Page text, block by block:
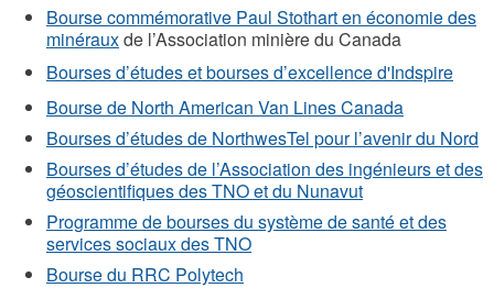
Bourse commémorative Paul Stothart en économie des
minérauxde l’Association minière du Canada
Bourses d’études et bourses d’excellence d'Indspire
Bourse de North American Van Lines Canada
Bourses d’études de NorthwesTel pour l’avenir du Nord
Bourses d’études de l’Association des ingénieurs et des
géoscientifiques des TNO et du Nunavut
Programme de bourses du système de santé et des
services sociaux des TNO
Bourse du RRC Polytech